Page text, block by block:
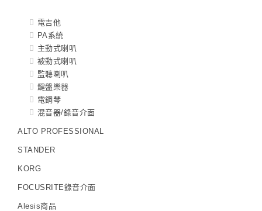
電吉他
PA系統
主動式喇叭
被動式喇叭
監聽喇叭
鍵盤樂器
電鋼琴
混音器/錄音介面
ALTO PROFESSIONAL
STANDER
KORG
FOCUSRITE錄音介面
Alesis商品